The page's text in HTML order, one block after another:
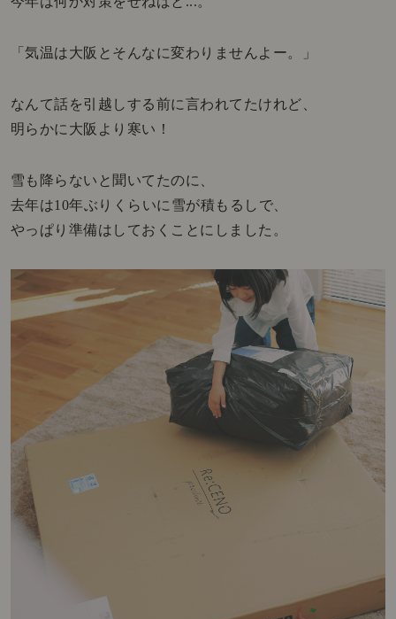
「気温は大阪とそんなに変わりませんよー。」
なんて話を引越しする前に言われてたけれど、
明らかに大阪より寒い！
雪も降らないと聞いてたのに、
去年は10年ぶりくらいに雪が積もるしで、
やっぱり準備はしておくことにしました。